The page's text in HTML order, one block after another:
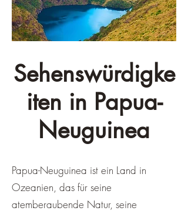
Sehenswürdigke
iten in Papua-
Neuguinea
Papua-Neuguinea ist ein Land in
Ozeanien, das für seine
atemberaubende Natur, seine